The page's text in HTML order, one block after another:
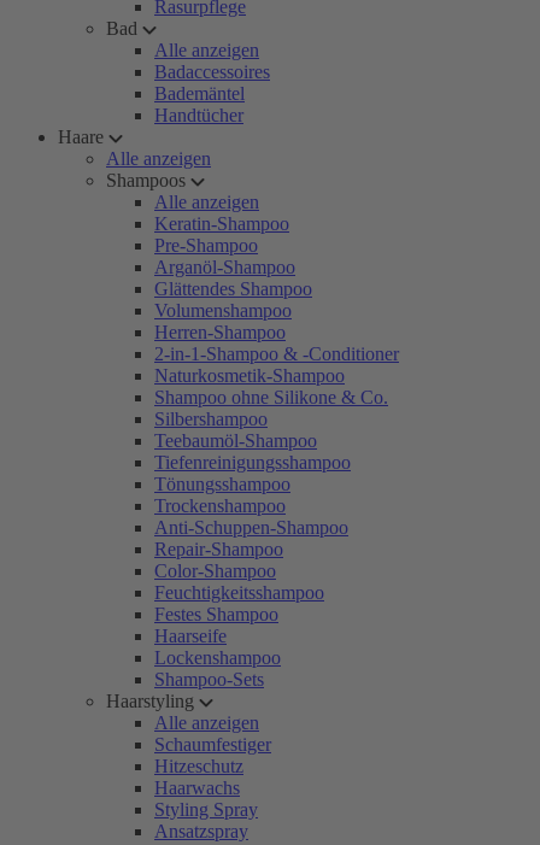
Rasurpflege
Bad
Alle anzeigen
Badaccessoires
Bademäntel
Handtücher
Haare
Alle anzeigen
Shampoos
Alle anzeigen
Keratin-Shampoo
Pre-Shampoo
Arganöl-Shampoo
Glättendes Shampoo
Volumenshampoo
Herren-Shampoo
2-in-1-Shampoo & -Conditioner
Naturkosmetik-Shampoo
Shampoo ohne Silikone & Co.
Silbershampoo
Teebaumöl-Shampoo
Tiefenreinigungsshampoo
Tönungsshampoo
Trockenshampoo
Anti-Schuppen-Shampoo
Repair-Shampoo
Color-Shampoo
Feuchtigkeitsshampoo
Festes Shampoo
Haarseife
Lockenshampoo
Shampoo-Sets
Haarstyling
Alle anzeigen
Schaumfestiger
Hitzeschutz
Haarwachs
Styling Spray
Ansatzspray